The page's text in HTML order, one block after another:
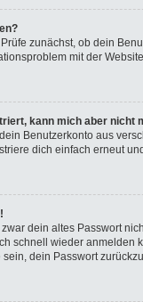
zunächst, ob dein
mit der
kann mich aber nicht
Benutzerkonto aus
dich einfach erneut
dein altes Passwort
schnell wieder anmelden
dein Passwort